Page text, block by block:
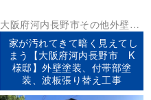
大阪府河内長野市その他外壁塗
装家が汚れてきて暗く見えてし
まう【大阪府河内長野市 K
様邸】外壁塗装、付帯部塗
装、波板張り替え工事